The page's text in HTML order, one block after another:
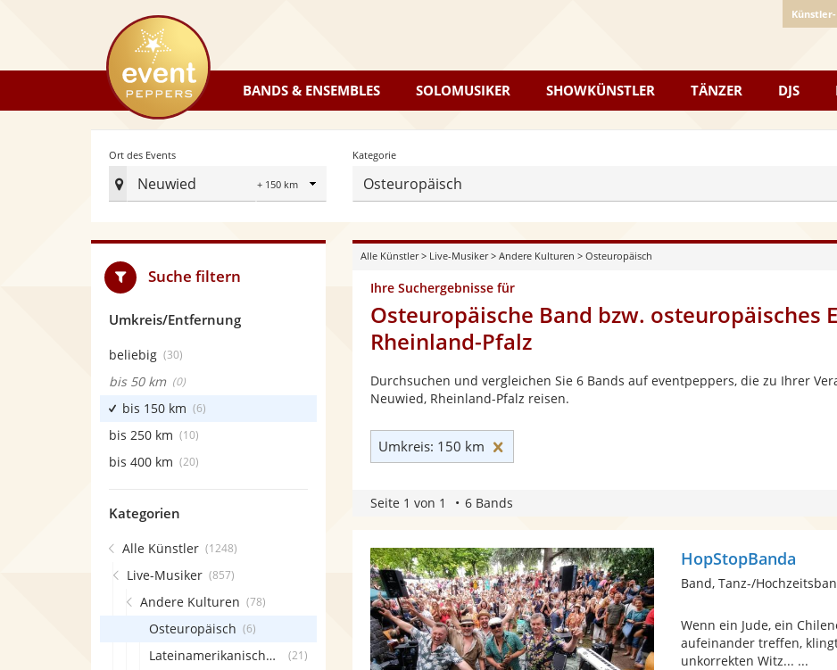
eventpeppers
BANDS & ENSEMBLES SOLOMUSIKER SHOWKÜNSTLER TÄNZER DJS
Ort des Events
Neuwied
Radius
Ort
Events
festlegen
Kategorie
Osteuropäisch
Alle Künstler> Live-Musiker> Andere Kulturen > Osteuropäisch
Ihre Suchergebnisse für
Osteuropäische Band bzw. osteuropäisches
Rheinland-Pfalz
Durchsuchen und vergleichen Sie 6 Bands auf eventpeppers, die zu Ihrer
Neuwied, Rheinland-Pfalz reisen.
Umkreis: 150 km
Seite 1 von 1 6 Bands
HopStopBanda
Band, Tanz-/
Wenn ein Jude, ein
aufeinander treffen,
unkorrekten Witz... ...
Suche filtern
Umkreis/Entfernung
beliebig (30)
bis 50 km (0)
bis 150 km (6)
bis 250 km (10)
bis 400 km (20)
Kategorien
Alle Künstler (1248)
Live-Musiker (857)
Andere Kulturen (78)
Osteuropäisch (6)
Lateinamerikanische Musik (21)